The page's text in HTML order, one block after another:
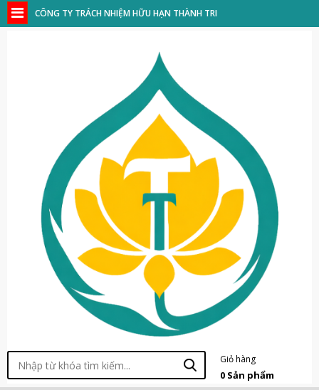
CÔNG TY TRÁCH NHIỆM HỮU HẠN THÀNH TRI
Giỏ hàng
0 Sản phẩm